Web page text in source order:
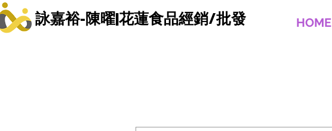
詠嘉裕-陳曜|花蓮食品經銷/批發 HOME